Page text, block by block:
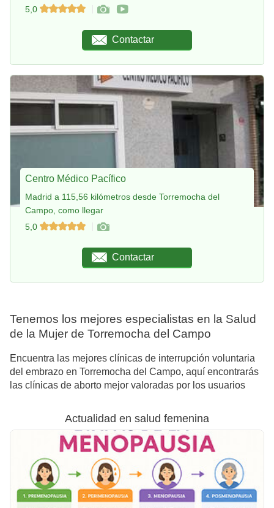
5,0
Contactar
Centro Médico Pacífico
Madrid a 115,56 kilómetros desde Torremocha del
Campo, como llegar
5,0
Contactar
Tenemos los mejores especialistas en la Salud
de la Mujer de Torremocha del Campo
Encuentra las mejores clínicas de interrupción voluntaria
del embrazo en Torremocha del Campo, aquí encontrarás
las clínicas de aborto mejor valoradas por los usuarios
Actualidad en salud femenina